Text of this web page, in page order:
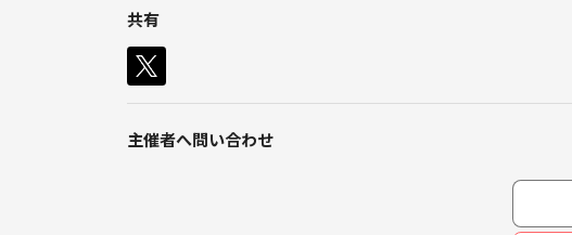
共有
主催者へ問い合わせ